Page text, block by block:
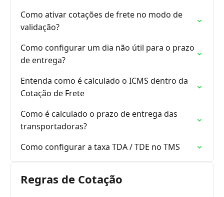
Como ativar cotações de frete no modo de
validação?
Como configurar um dia não útil para o prazo
de entrega?
Entenda como é calculado o ICMS dentro da
Cotação de Frete
Como é calculado o prazo de entrega das
transportadoras?
Como configurar a taxa TDA / TDE no TMS
Regras de Cotação